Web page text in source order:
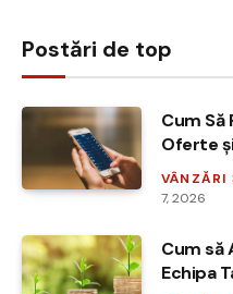
Postări de top
Cum
Oferte
VÂNZĂRI
7, 2026
Cum să
Echipa